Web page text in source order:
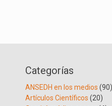
Categorías
ANSEDH en los medios (90)
Artículos Científicos (20)